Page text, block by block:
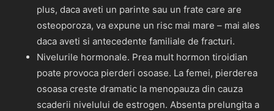
plus, daca aveti un parinte sau un frate care are
osteoporoza, va expune un risc mai mare – mai ales
daca aveti si antecedente familiale de fracturi.
Nivelurile hormonale. Prea mult hormon tiroidian
poate provoca pierderi osoase. La femei, pierderea
osoasa creste dramatic la menopauza din cauza
scaderii nivelului de estrogen. Absenta prelungita a